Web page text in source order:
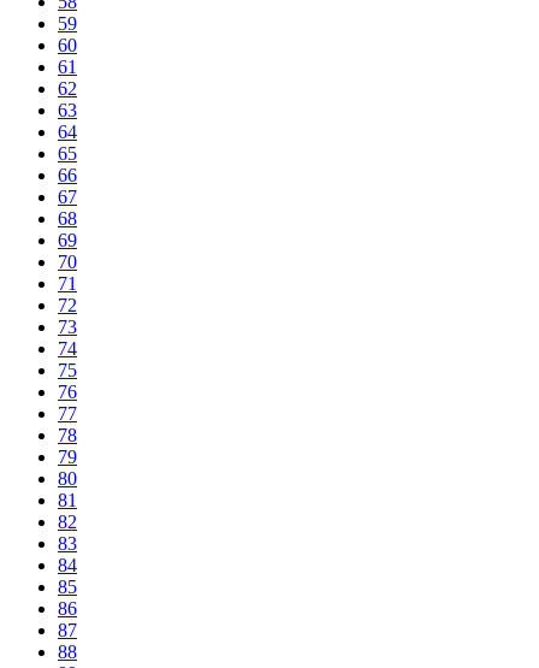
59
60
61
62
63
64
65
66
67
68
69
70
71
72
73
74
75
76
77
78
79
80
81
82
83
84
85
86
87
88